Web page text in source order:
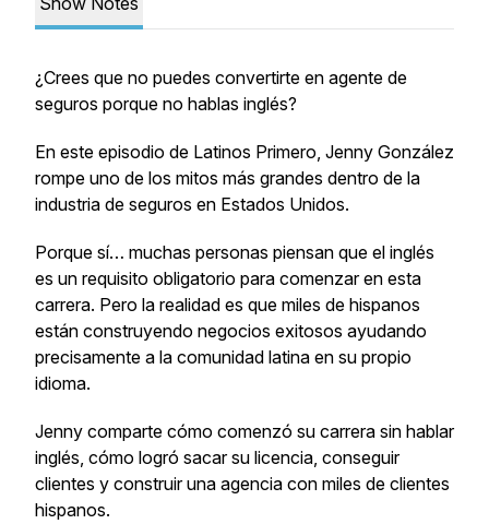
¿Crees que no puedes convertirte en agente de
seguros porque no hablas inglés?
En este episodio de Latinos Primero, Jenny González
rompe uno de los mitos más grandes dentro de la
industria de seguros en Estados Unidos.
Porque sí… muchas personas piensan que el inglés
es un requisito obligatorio para comenzar en esta
carrera. Pero la realidad es que miles de hispanos
están construyendo negocios exitosos ayudando
precisamente a la comunidad latina en su propio
idioma.
Jenny comparte cómo comenzó su carrera sin hablar
inglés, cómo logró sacar su licencia, conseguir
clientes y construir una agencia con miles de clientes
hispanos.